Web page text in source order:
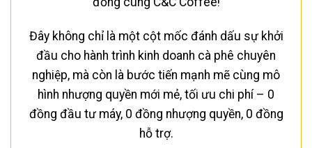
Đây không chỉ là một cột mốc đánh dấu sự khởi
đầu cho hành trình kinh doanh cà phê chuyên
nghiệp, mà còn là bước tiến mạnh mẽ cùng mô
hình nhượng quyền mới mẻ, tối ưu chi phí – 0
đồng đầu tư máy, 0 đồng nhượng quyền, 0 đồng
hỗ trợ.